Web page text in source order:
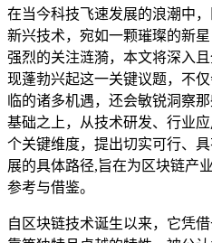
在当今科技飞速发展的浪潮中
新兴技术，宛如一颗璀璨的新
强烈的关注涟漪，本文将深入
现蓬勃兴起这一关键议题，不
临的诸多机遇，还会敏锐洞察
基础之上，从技术研发、行业
个关键维度，提出切实可行、
展的具体路径,旨在为区块链产
参考与借鉴。
自区块链技术诞生以来，它凭